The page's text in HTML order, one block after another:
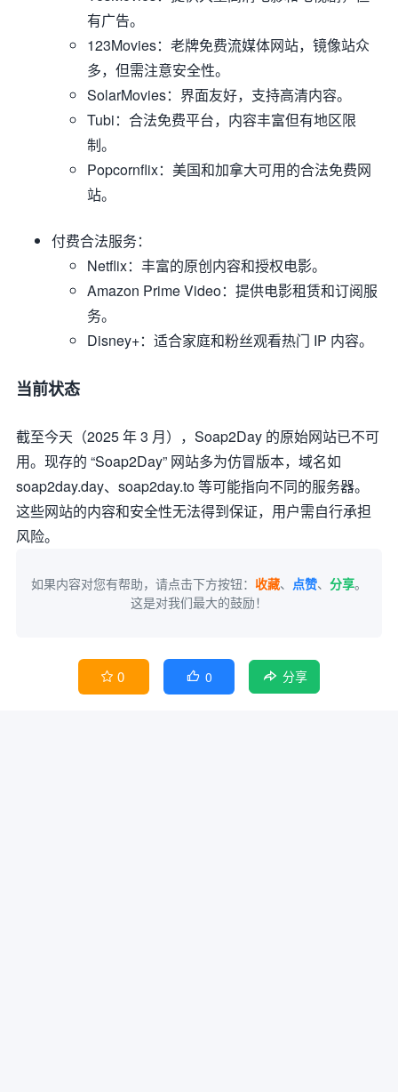
有广告。
123Movies：老牌免费流媒体网站，镜像站众
多，但需注意安全性。
SolarMovies：界面友好，支持高清内容。
Tubi：合法免费平台，内容丰富但有地区限
制。
Popcornflix：美国和加拿大可用的合法免费网
站。
付费合法服务：
Netflix：丰富的原创内容和授权电影。
Amazon Prime Video：提供电影租赁和订阅服
务。
Disney+：适合家庭和粉丝观看热门 IP 内容。
当前状态
截至今天（2025 年 3 月），Soap2Day 的原始网站已不可
用。现存的 “Soap2Day” 网站多为仿冒版本，域名如
soap2day.day、soap2day.to 等可能指向不同的服务器。
这些网站的内容和安全性无法得到保证，用户需自行承担
风险。
如果内容对您有帮助，请点击下方按钮： 收藏、 点赞、 分享。
这是对我们最大的鼓励！
 0  0 分享